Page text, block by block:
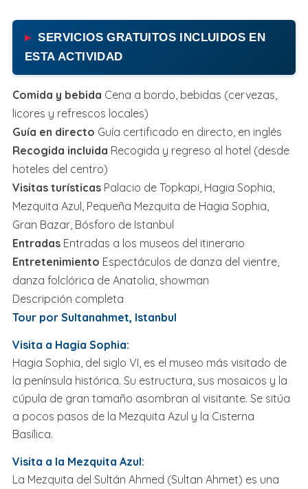
SERVICIOS GRATUITOS INCLUIDOS EN
ESTA ACTIVIDAD
Comida y bebida Cena a bordo, bebidas (cervezas,
licores y refrescos locales)
Guía en directo Guía certificado en directo, en inglés
Recogida incluida Recogida y regreso al hotel (desde
hoteles del centro)
Visitas turísticas Palacio de Topkapi, Hagia Sophia,
Mezquita Azul, Pequeña Mezquita de Hagia Sophia,
Gran Bazar, Bósforo de Istanbul
Entradas Entradas a los museos del itinerario
Entretenimiento Espectáculos de danza del vientre,
danza folclórica de Anatolia, showman
Descripción completa
Tour por Sultanahmet, Istanbul
Visita a Hagia Sophia:
Hagia Sophia, del siglo VI, es el museo más visitado de
la península histórica. Su estructura, sus mosaicos y la
cúpula de gran tamaño asombran al visitante. Se sitúa
a pocos pasos de la Mezquita Azul y la Cisterna
Basílica.
Visita a la Mezquita Azul:
La Mezquita del Sultán Ahmed (Sultan Ahmet) es una